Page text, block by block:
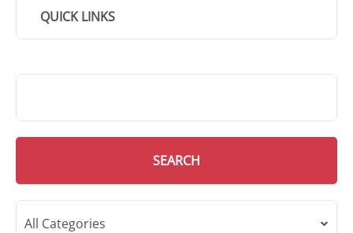
QUICK LINKS
SEARCH
All Categories